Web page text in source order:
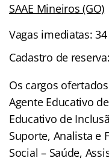
SAAE Mineiros (GO)
Vagas imediatas: 34
Cadastro de
Os cargos
Agente Educativo
Educativo de
Suporte, Analista e
Social – Saúde,